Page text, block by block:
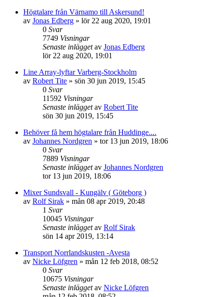
Högtalare från Värnamo till Askersund!
av Jonas Edberg » lör 22 aug 2020, 19:01
0 Svar
7749 Visningar
Senaste inläggetav Jonas Edberg
lör 22 aug 2020, 19:01
Line Array-lyftar Varberg-Stockholm
av Robert Tite » sön 30 jun 2019, 15:45
0 Svar
11592 Visningar
Senaste inläggetav Robert Tite
sön 30 jun 2019, 15:45
Behöver få hem högtalare från Huddinge....
av Johannes Nordgren » tor 13 jun 2019, 18:06
0 Svar
7889 Visningar
Senaste inläggetav Johannes Nordgren
tor 13 jun 2019, 18:06
Mixer Sundsvall - Kungälv ( Göteborg )
av Rolf Sirak » mån 08 apr 2019, 20:48
1 Svar
10045 Visningar
Senaste inläggetav Rolf Sirak
sön 14 apr 2019, 13:14
Transport Norrlandskusten -Avesta
av Nicke Löfgren » mån 12 feb 2018, 08:52
0 Svar
10675 Visningar
Senaste inläggetav Nicke Löfgren